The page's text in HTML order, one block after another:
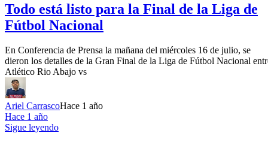
Todo está listo para la Final de la Liga de
Fútbol Nacional
En Conferencia de Prensa la mañana del miércoles 16 de julio, se
dieron los detalles de la Gran Final de la Liga de Fútbol Nacional
Atlético Rio Abajo vs
Ariel CarrascoHace 1 año
Hace 1 año
Sigue leyendo